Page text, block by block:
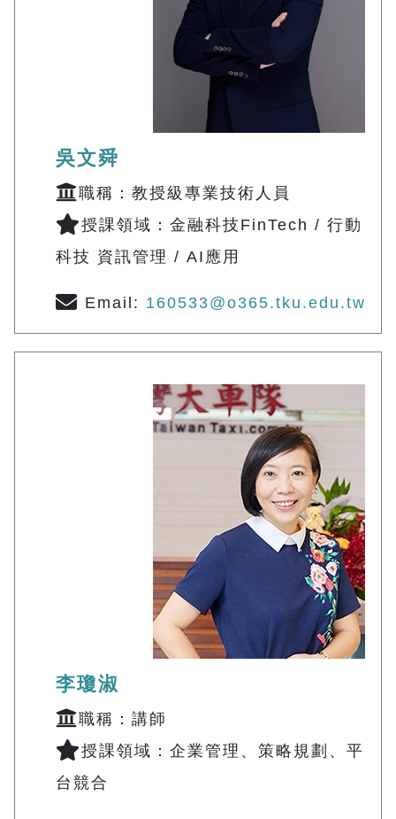
吳文舜
職稱：教授級專業技術人員
授課領域：金融科技FinTech / 行動
科技 資訊管理 / AI應用
Email: 160533@o365.tku.edu.tw
李瓊淑
職稱：講師
授課領域：企業管理、策略規劃、平
台競合